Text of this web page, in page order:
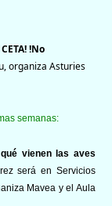
CETA! !No
organiza Asturies
semanas:
vienen las aves
será en Servicios
Mavea y el Aula